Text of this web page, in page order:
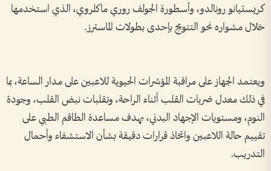
كريستيانو رونالدو، وأسطورة الجولف روري ماكلروي، الذي استخدمها
خلال مشواره نحو التتويج بإحدى بطولات الماسترز.
ويعتمد الجهاز على مراقبة المؤشرات الحيوية للاعبين على مدار الساعة، بما
في ذلك معدل ضربات القلب أثناء الراحة، وتقلبات نبض القلب، وجودة
النوم، ومستويات الإجهاد البدني، بهدف مساعدة الطاقم الطبي على
تقييم حالة اللاعبين واتخاذ قرارات دقيقة بشأن الاستشفاء وأحمال
التدريب.